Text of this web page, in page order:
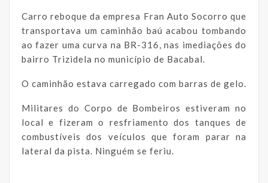
Carro reboque da empresa Fran Auto Socorro que
transportava um caminhão baú acabou tombando
ao fazer uma curva na BR-316, nas imediações do
bairro Trizidela no município de Bacabal.
O caminhão estava carregado com barras de gelo.
Militares do Corpo de Bombeiros estiveram no
local e fizeram o resfriamento dos tanques de
combustíveis dos veículos que foram parar na
lateral da pista. Ninguém se feriu.